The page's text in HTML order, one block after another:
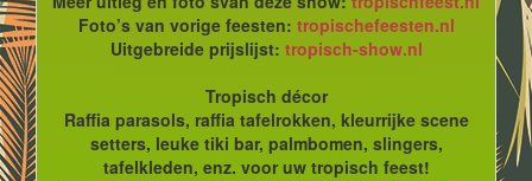
Foto’s van vorige feesten: tropischefeesten.nl
Uitgebreide prijslijst: tropisch-show.nl
Tropisch décor
Raffia parasols, raffia tafelrokken, kleurrijke scene
setters, leuke tiki bar, palmbomen, slingers,
tafelkleden, enz. voor uw tropisch feest!